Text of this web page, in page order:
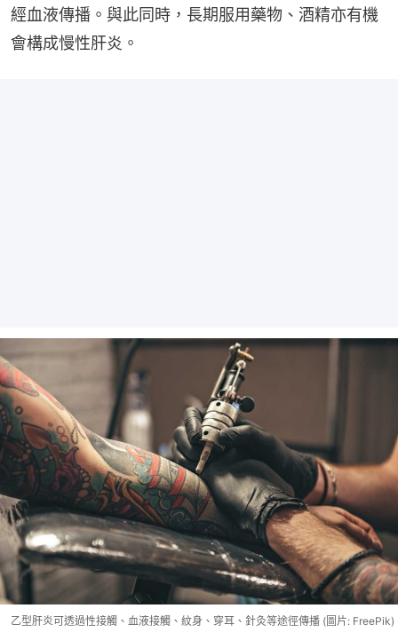
經血液傳播。與此同時，長期服用藥物、酒精亦有機
會構成慢性肝炎。
乙型肝炎可透過性接觸、血液接觸、紋身、穿耳、針灸等途徑傳播 (圖片: FreePik)